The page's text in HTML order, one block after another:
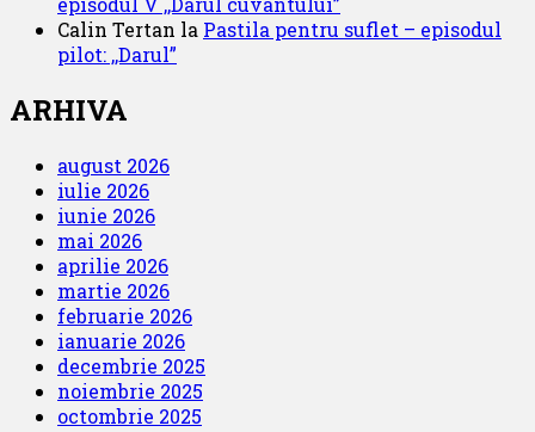
Calin Tertan la Pastila pentru suflet – episodul
pilot: ,,Darul”
ARHIVA
august 2026
iulie 2026
iunie 2026
mai 2026
aprilie 2026
martie 2026
februarie 2026
ianuarie 2026
decembrie 2025
noiembrie 2025
octombrie 2025